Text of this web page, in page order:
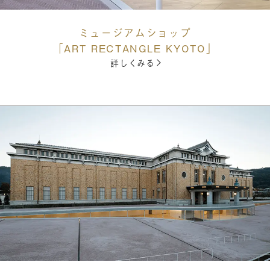
ミュージアムショップ
「ART RECTANGLE KYOTO」
詳しくみる